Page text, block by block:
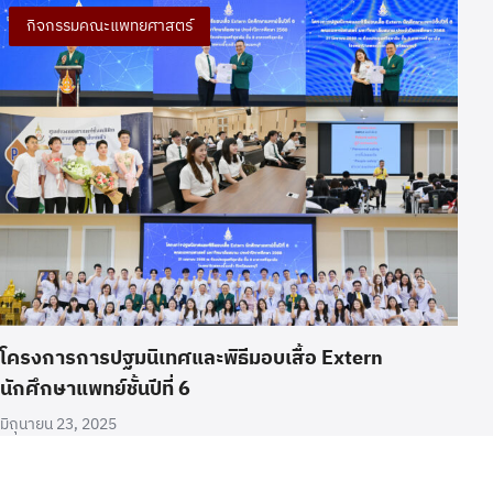
กิจกรรมคณะแพทยศาสตร์
โครงการการปฐมนิเทศและพิธีมอบเสื้อ Extern
นักศึกษาแพทย์ชั้นปีที่ 6
มิถุนายน 23, 2025